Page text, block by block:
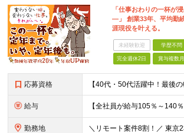
「仕事おわりの一杯が
―」 創業33年、平均勤
涯現役を叶える。
未経験歓迎 学歴不問
完全週休2日 賞与複数月
応募資格
給与
勤務地